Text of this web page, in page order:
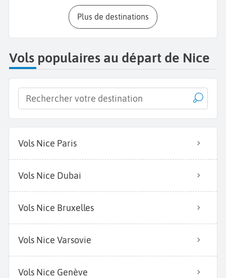
Plus de destinations
Vols populaires au départ de Nice
Vols Nice Paris
Vols Nice Dubai
Vols Nice Bruxelles
Vols Nice Varsovie
Vols Nice Genève